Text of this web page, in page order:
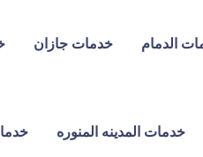
الدمام خدمات جازان
خدمات المدينه المنوره